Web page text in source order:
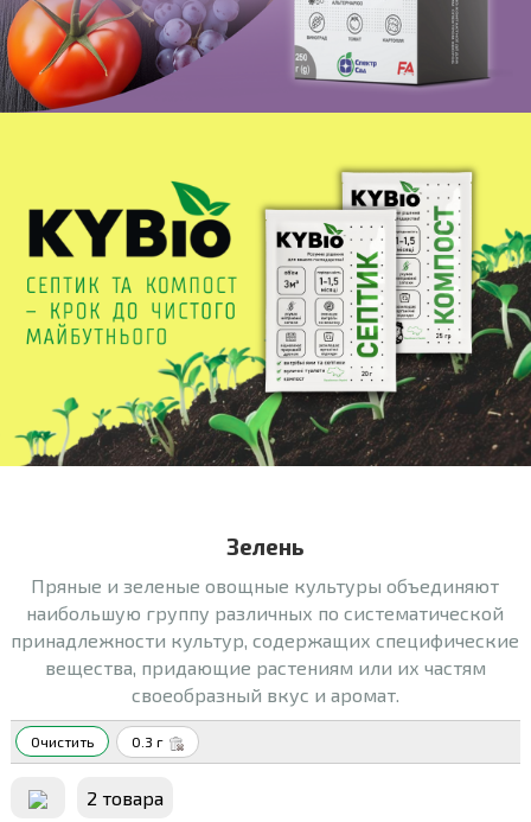
Зелень
Пряные и зеленые овощные культуры объединяют
наибольшую группу различных по систематической
принадлежности культур, содержащих специфические
вещества, придающие растениям или их частям
своеобразный вкус и аромат.
Очистить 0.3 г
2 товара